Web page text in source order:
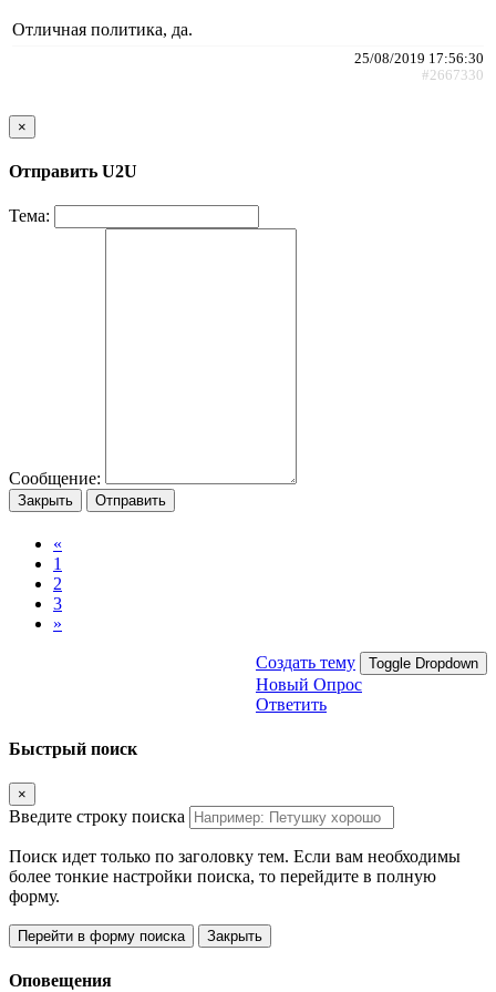
Отличная политика, да.
25/08/2019 17:56:30
#2667330
×
Отправить U2U
Тема:
Сообщение:
Закрыть Отправить
«
1
2
3
»
Создать тему Toggle Dropdown
Новый Опрос
Ответить
Быстрый поиск
×
Введите строку поиска
Поиск идет только по заголовку тем. Если вам необходимы
более тонкие настройки поиска, то перейдите в полную
форму.
Перейти в форму поиска Закрыть
Оповещения